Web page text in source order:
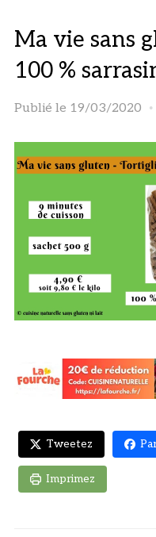
Ma vie sans
100 %
Publié le 19/03/2020
Tweetez
Imprimez